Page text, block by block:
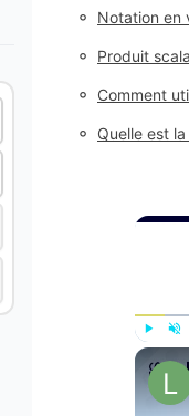
◦ Notation en
◦ Produit
◦ Comment
◦ Quelle est